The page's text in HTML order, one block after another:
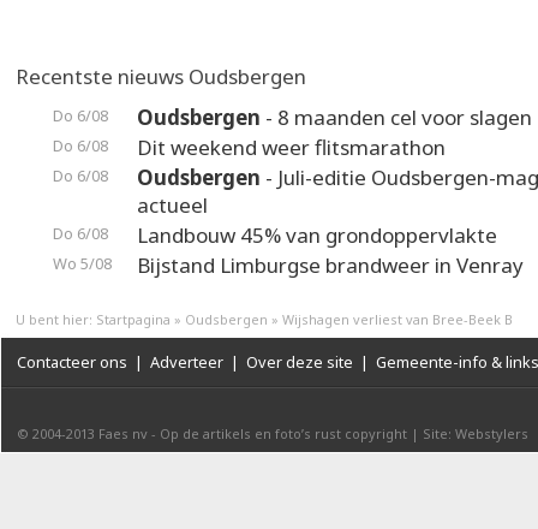
Recentste nieuws Oudsbergen
Do 6/08 Oudsbergen - 8 maanden cel voor
Do 6/08 Dit weekend weer flitsmarathon
Do 6/08 Oudsbergen - Juli-editie Oudsbergen-
actueel
Do 6/08 Landbouw 45% van grondoppervlakte
Wo 5/08 Bijstand Limburgse brandweer in Venray
U bent hier: Startpagina » Oudsbergen » Wijshagen verliest van Bree-Beek B
Contacteer ons | Adverteer | Over deze site | Gemeente-info & links
© 2004-2013 Faes nv - Op de artikels en foto’s rust copyright | Site: Webstylers